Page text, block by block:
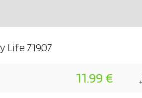
Life 71907
11.99 €